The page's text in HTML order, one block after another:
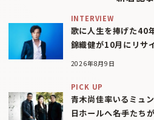
INTERVIEW
歌に人生を捧げた40
錦織健が10月にリサ
2026年8月9日
PICK UP
青木尚佳率いるミュ
日ホールへ――名手たち